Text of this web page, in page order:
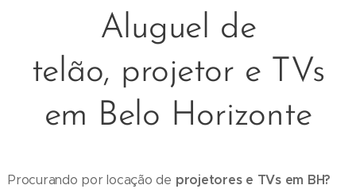
Aluguel de
telão, projetor e TVs
em Belo Horizonte
Procurando por locação de projetores e TVs em BH?